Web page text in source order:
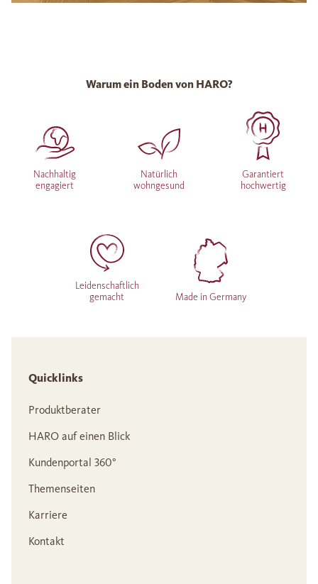
Warum ein Boden von HARO?
Nachhaltig
engagiert
Natürlich
wohngesund
Garantiert
hochwertig
Leidenschaftlich
gemacht
Made in Germany
Quicklinks
Produktberater
HARO auf einen Blick
Kundenportal 360°
Themenseiten
Karriere
Kontakt